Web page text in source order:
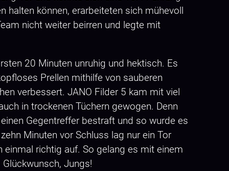
halten können, erarbeiteten sich mühevoll
nicht weiter beirren und legte mit
20 Minuten unruhig und hektisch. Es
Prellen mithilfe von sauberen
verbessert. JANO Filder 5 kam mit viel
in trockenen Tüchern gewogen. Denn
Gegentreffer bestraft und so wurde es
Minuten vor Schluss lag nur ein Tor
richtig auf. So gelang es mit einem
Jungs!